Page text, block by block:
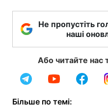
Не пропустіть
наші
Або читайте нас
Більше по темі: